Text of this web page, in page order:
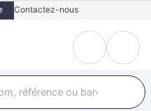
Contactez-nous